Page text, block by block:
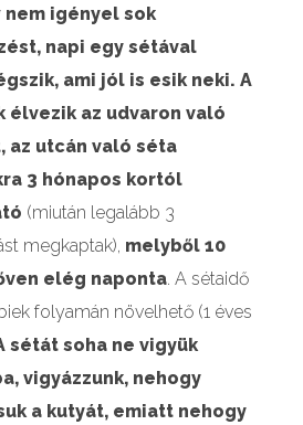
nem igényel sok
napi egy sétával
ami jól is esik neki. A
élvezik az udvaron való
az utcán való séta
3 hónapos kortól
(miután legalább 3
megkaptak), melyből 10
elég naponta. A sétaidő
folyamán növelhető (1 éves
sétát soha ne vigyük
vigyázzunk, nehogy
a kutyát, emiatt nehogy